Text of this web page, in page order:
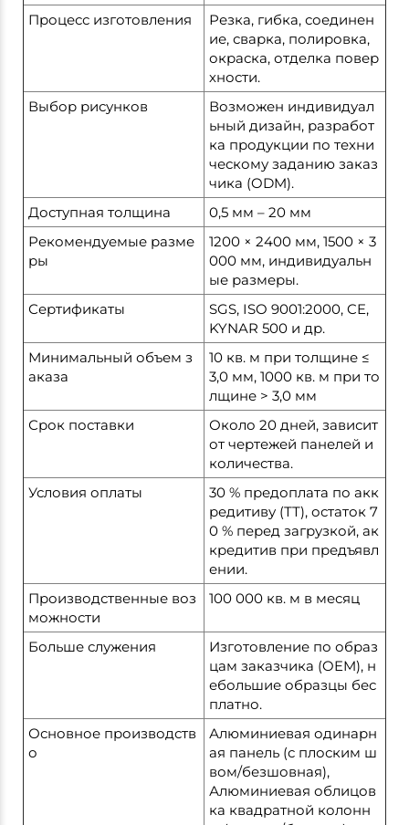
Процесс изготовления
Резка, гибка, соединен
ие, сварка, полировка,
окраска, отделка повер
хности.
Выбор рисунков
Возможен индивидуал
ьный дизайн, разработ
ка продукции по техни
ческому заданию заказ
чика (ODM).
Доступная толщина
0,5 мм – 20 мм
Рекомендуемые разме
ры
1200 × 2400 мм, 1500 × 3
000 мм, индивидуальн
ые размеры.
Сертификаты
SGS, ISO 9001:2000, CE,
KYNAR 500 и др.
Минимальный объем з
аказа
10 кв. м при толщине ≤
3,0 мм, 1000 кв. м при то
лщине > 3,0 мм
Срок поставки
Около 20 дней, зависит
от чертежей панелей и
количества.
Условия оплаты
30 % предоплата по акк
редитиву (ТТ), остаток 7
0 % перед загрузкой, ак
кредитив при предъявл
ении.
Производственные воз
можности
100 000 кв. м в месяц
Больше служения
Изготовление по образ
цам заказчика (OEM), н
ебольшие образцы бес
платно.
Основное производств
о
Алюминиевая одинарн
ая панель (с плоским ш
вом/безшовная),
Алюминиевая облицов
ка квадратной колонн